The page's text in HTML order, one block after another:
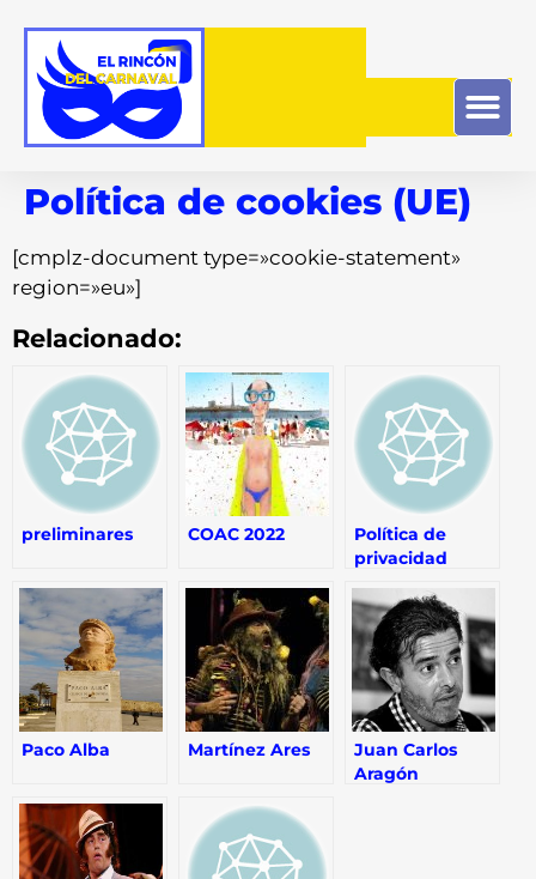
Política de cookies (UE)
[cmplz-document type=»cookie-statement»
region=»eu»]
Relacionado:
preliminares COAC 2022
Política de
privacidad
Paco Alba Martínez Ares
Juan Carlos
Aragón